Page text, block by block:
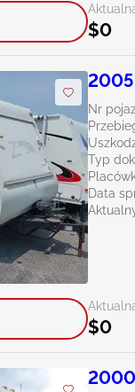
$0
2005
Nr
Typ
Data
$0
2000